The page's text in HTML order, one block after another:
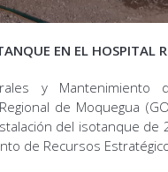
EN EL HOSPITAL
y Mantenimiento
de Moquegua
del isotanque
de Recursos